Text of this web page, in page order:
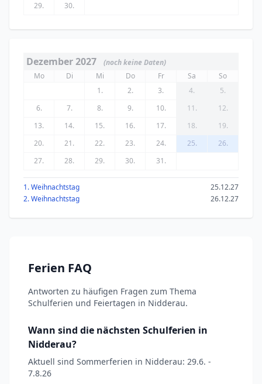
29.
30.
Dezember 2027
(noch keine Daten)
Mo
Di Mi Do Fr Sa
So
1.
2. 3. 4.
5.
6.
7. 8. 9. 10. 11.
12.
13.
14. 15. 16. 17. 18.
19.
20.
21. 22. 23. 24. 25.
26.
27.
28. 29. 30. 31.
1. Weihnachtstag
25.12.27
2. Weihnachtstag
26.12.27
Ferien FAQ
Antworten zu häufigen Fragen zum Thema
Schulferien und Feiertagen in Nidderau.
Wann sind die nächsten Schulferien in
Nidderau?
Aktuell sind Sommerferien in Nidderau: 29.6. -
7.8.26